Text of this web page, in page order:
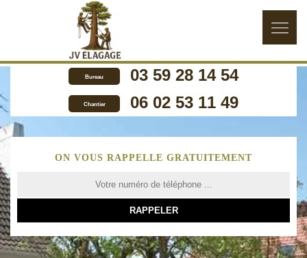
Bureau 03 59 28 14 54
Chantier 06 02 53 11 49
ON VOUS RAPPELLE GRATUITEMENT